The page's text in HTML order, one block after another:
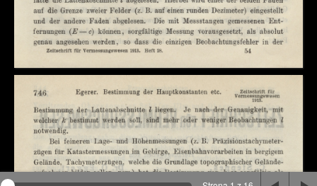
Na stronie wykorzystywane są pliki cookie, bądź
podobne rozwiązania. Aby poznać szczegóły zapoznaj
się zpolityką prywatności.